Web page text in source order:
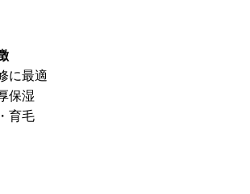
に最適
保湿
育毛